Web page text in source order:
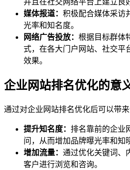
媒体报道： 积极配合媒体采访
光率和知名度。
网络广告投放： 根据目标群体
式，在各大门户网站、社交平
效果。
企业网站排名优化的意
通过对企业网站排名优化后可以带来
提升知名度： 排名靠前的企业
问，从而增加品牌曝光率和知
增加流量： 通过优化关键词、
客户进行浏览和咨询。